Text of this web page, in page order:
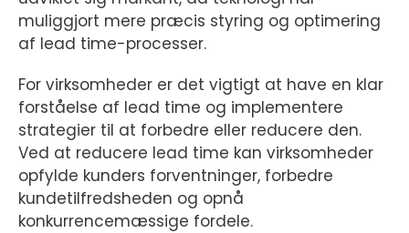
muliggjort mere præcis styring og optimering
af lead time-processer.
For virksomheder er det vigtigt at have en klar
forståelse af lead time og implementere
strategier til at forbedre eller reducere den.
Ved at reducere lead time kan virksomheder
opfylde kunders forventninger, forbedre
kundetilfredsheden og opnå
konkurrencemæssige fordele.